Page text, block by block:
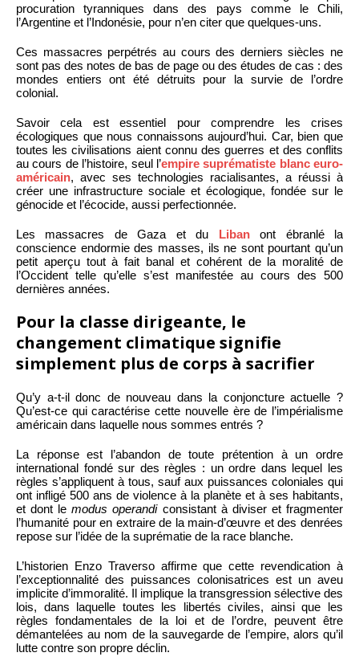
procuration tyranniques dans des pays comme le Chili,
l’Argentine et l’Indonésie, pour n’en citer que quelques-uns.
Ces massacres perpétrés au cours des derniers siècles ne
sont pas des notes de bas de page ou des études de cas : des
mondes entiers ont été détruits pour la survie de l’ordre
colonial.
Savoir cela est essentiel pour comprendre les crises
écologiques que nous connaissons aujourd’hui. Car, bien que
toutes les civilisations aient connu des guerres et des conflits
au cours de l’histoire, seul l’empire suprématiste blanc euro-
américain, avec ses technologies racialisantes, a réussi à
créer une infrastructure sociale et écologique, fondée sur le
génocide et l’écocide, aussi perfectionnée.
Les massacres de Gaza et du Libanont ébranlé la
conscience endormie des masses, ils ne sont pourtant qu’un
petit aperçu tout à fait banal et cohérent de la moralité de
l’Occident telle qu’elle s’est manifestée au cours des 500
dernières années.
Pour la classe dirigeante, le
changement climatique signifie
simplement plus de corps à sacrifier
Qu’y a-t-il donc de nouveau dans la conjoncture actuelle ?
Qu’est-ce qui caractérise cette nouvelle ère de l’impérialisme
américain dans laquelle nous sommes entrés ?
La réponse est l’abandon de toute prétention à un ordre
international fondé sur des règles : un ordre dans lequel les
règles s’appliquent à tous, sauf aux puissances coloniales qui
ont infligé 500 ans de violence à la planète et à ses habitants,
et dont lemodus operandiconsistant à diviser et fragmenter
l’humanité pour en extraire de la main-d’œuvre et des denrées
repose sur l’idée de la suprématie de la race blanche.
L’historien Enzo Traverso affirme que cette revendication à
l’exceptionnalité des puissances colonisatrices est un aveu
implicite d’immoralité. Il implique la transgression sélective des
lois, dans laquelle toutes les libertés civiles, ainsi que les
règles fondamentales de la loi et de l’ordre, peuvent être
démantelées au nom de la sauvegarde de l’empire, alors qu’il
lutte contre son propre déclin.